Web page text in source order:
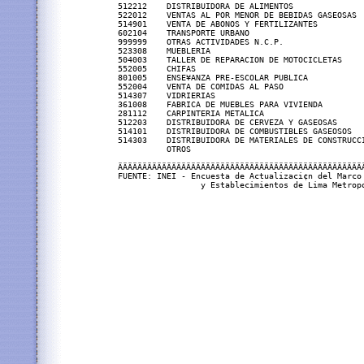
512212    DISTRIBUIDORA DE ALIMENTOS
522012    VENTAS AL POR MENOR DE BEBIDAS
514901    VENTA DE ABONOS Y
602104    TRANSPORTE URBANO
999999    OTRAS ACTIVIDADES N.C.P.
523308    MUEBLERIA
504003    TALLER DE REPARACION DE
552005    CHIFAS
801005    ENSE¥ANZA PRE-ESCOLAR
552004    VENTA DE COMIDAS AL PASO
514307    VIDRIERIAS
361008    FABRICA DE MUEBLES PARA
281112    CARPINTERIA METALICA
512203    DISTRIBUIDORA DE CERVEZA Y
514101    DISTRIBUIDORA DE COMBUSTIBLES
514303    DISTRIBUIDORA DE MATERIALES DE
OTROS
FUENTE: INEI - Encuesta de Actualizaci¢n del Marco